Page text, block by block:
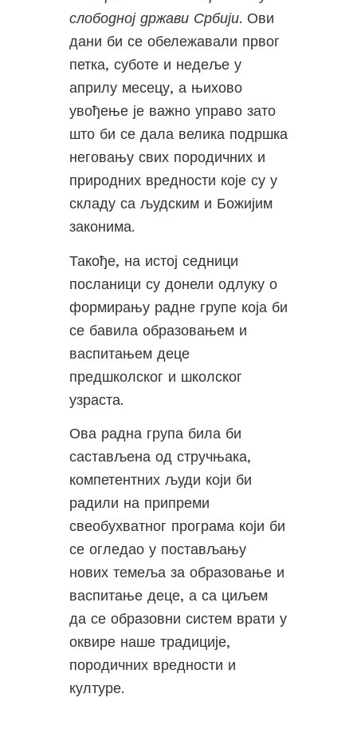
слободној држави Србији. Ови
дани би се обележавали првог
петка, суботе и недеље у
априлу месецу, а њихово
увођење је важно управо зато
што би се дала велика подршка
неговању свих породичних и
природних вредности које су у
складу са људским и Божијим
законима.
Такође, на истој седници
посланици су донели одлуку о
формирању радне групе која би
се бавила образовањем и
васпитањем деце
предшколског и школског
узраста.
Ова радна група била би
састављена од стручњака,
компетентних људи који би
радили на припреми
свеобухватног програма који би
се огледао у постављању
нових темеља за образовање и
васпитање деце, а са циљем
да се образовни систем врати у
оквире наше традиције,
породичних вредности и
културе.